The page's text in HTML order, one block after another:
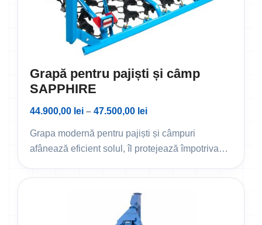
Grapă pentru pajiști și câmp
SAPPHIRE
44.900,00 lei – 47.500,00 lei
Grapa modernă pentru pajiști și câmpuri
afânează eficient solul, îl protejează împotriva…